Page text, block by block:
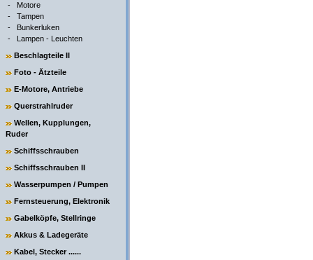
- Motore
- Tampen
- Bunkerluken
- Lampen - Leuchten
Beschlagteile II
Foto - Ätzteile
E-Motore, Antriebe
Querstrahlruder
Wellen, Kupplungen,
Ruder
Schiffsschrauben
Schiffsschrauben II
Wasserpumpen / Pumpen
Fernsteuerung, Elektronik
Gabelköpfe, Stellringe
Akkus & Ladegeräte
Kabel, Stecker ......